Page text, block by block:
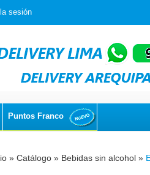
sesión
Puntos Franco
» Catálogo » Bebidas sin alcohol »